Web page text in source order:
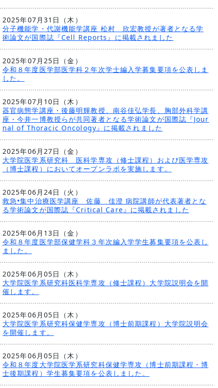
2025年07月31日（木）
分子機能学・代謝機能学講座 松村 欣宏教授が著者となる学
術論文が国際誌『Cell Reports』に掲載されました
2025年07月25日（金）
令和８年度医学部医学科２年次学士編入学募集要項を公表しま
した。
2025年07月10日（木）
器官病態学講座・後藤明輝教授、南谷佳弘学長、胸部外科学講
座・今井一博教授らが共同著者となる学術論文が国際誌『Jour
nal of Thoracic Oncology』に掲載されました
2025年06月27日（金）
大学院医学系研究科 医科学専攻（修士課程）および医学専攻
（博士課程）においてオープンラボを実施します。
2025年06月24日（火）
救急•集中治療医学講座 佐藤 佳澄 病院講師が代表著者とな
る学術論文が国際誌『Critical Care』に掲載されました
2025年06月13日（金）
令和８年度医学部保健学科３年次編入学学生募集要項を公表し
ました。
2025年06月05日（木）
大学院医学系研究科医科学専攻（修士課程）大学院説明会を開
催します。
2025年06月05日（木）
大学院医学系研究科保健学専攻（博士前期課程）大学院説明会
を開催します。
2025年06月05日（木）
令和８年度大学院医学系研究科保健学専攻（博士前期課程・博
士後期課程）学生募集要項を公表しました。